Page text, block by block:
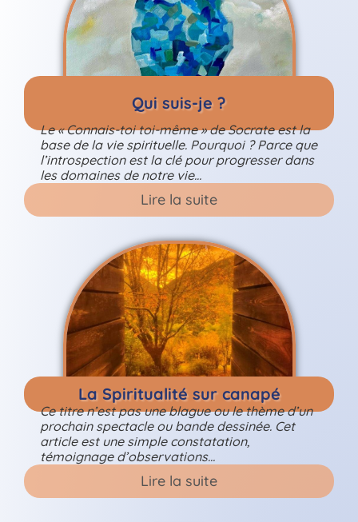
Qui suis-je ?
Le « Connais-toi toi-même » de Socrate est la
base de la vie spirituelle. Pourquoi ? Parce que
l’introspection est la clé pour progresser dans
les domaines de notre vie…
Lire la suite
La Spiritualité sur canapé
Ce titre n’est pas une blague ou le thème d’un
prochain spectacle ou bande dessinée. Cet
article est une simple constatation,
témoignage d’observations…
Lire la suite